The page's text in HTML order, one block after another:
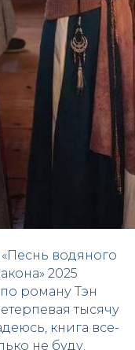
водяного
2025
по роману Тэн
тысячу
книга все-
не буду.